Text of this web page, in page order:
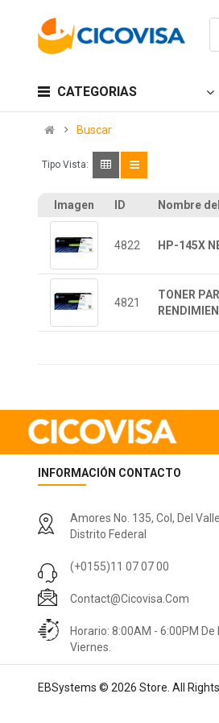
CATEGORIAS
Buscar
Tipo Vista:
Imagen ID Nombre
4822 HP-145X
4821
TONER
INFORMACIÓN CONTACTO
Amores No. 135, Col, Del
Distrito Federal
(+0155)11 07 07 00
Contact@cicovisa.com
Horario: 8:00AM - 6:00PM De
Viernes.
EBSystems © 2026 Store. All